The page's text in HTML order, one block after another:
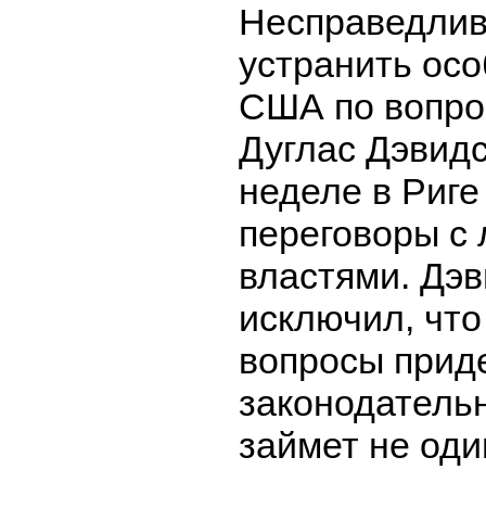
устранить
США по
Дуглас
неделе в
переговоры с
властями.
исключил,
вопросы
займет не